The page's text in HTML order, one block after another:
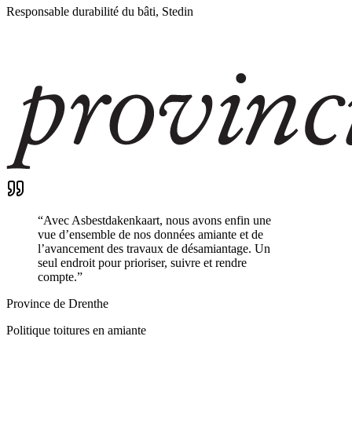
Responsable durabilité du bâti, Stedin
“Avec Asbestdakenkaart, nous avons enfin une
vue d’ensemble de nos données amiante et de
l’avancement des travaux de désamiantage. Un
seul endroit pour prioriser, suivre et rendre
compte.”
Province de Drenthe
Politique toitures en amiante